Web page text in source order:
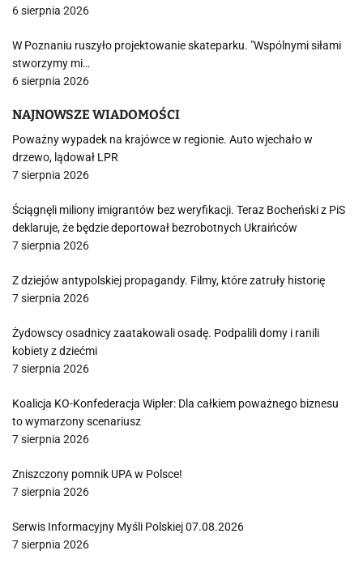
6 sierpnia 2026
W Poznaniu ruszyło projektowanie skateparku. "Wspólnymi siłami
stworzymy mi…
6 sierpnia 2026
NAJNOWSZE WIADOMOŚCI
Poważny wypadek na krajówce w regionie. Auto wjechało w
drzewo, lądował LPR
7 sierpnia 2026
Ściągnęli miliony imigrantów bez weryfikacji. Teraz Bocheński z PiS
deklaruje, że będzie deportował bezrobotnych Ukraińców
7 sierpnia 2026
Z dziejów antypolskiej propagandy. Filmy, które zatruły historię
7 sierpnia 2026
Żydowscy osadnicy zaatakowali osadę. Podpalili domy i ranili
kobiety z dziećmi
7 sierpnia 2026
Koalicja KO-Konfederacja Wipler: Dla całkiem poważnego biznesu
to wymarzony scenariusz
7 sierpnia 2026
Zniszczony pomnik UPA w Polsce!
7 sierpnia 2026
Serwis Informacyjny Myśli Polskiej 07.08.2026
7 sierpnia 2026